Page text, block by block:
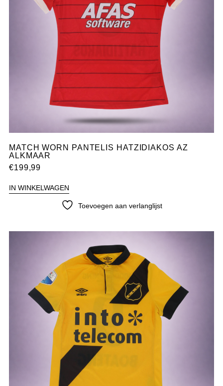
MATCH WORN PANTELIS HATZIDIAKOS AZ
ALKMAAR
€199,99
IN WINKELWAGEN
Toevoegen aan verlanglijst